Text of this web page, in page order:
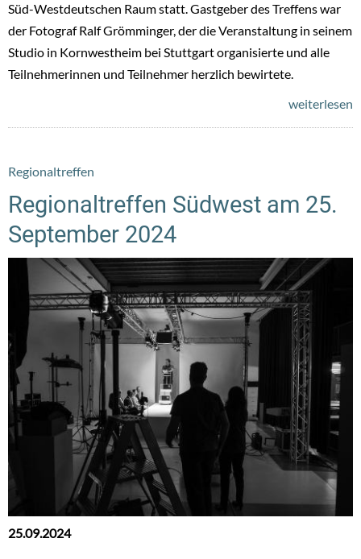
Süd-Westdeutschen Raum statt. Gastgeber des Treffens war
der Fotograf Ralf Grömminger, der die Veranstaltung in seinem
Studio in Kornwestheim bei Stuttgart organisierte und alle
Teilnehmerinnen und Teilnehmer herzlich bewirtete.
weiterlesen
Regionaltreffen
Regionaltreffen Südwest am 25.
September 2024
25.09.2024